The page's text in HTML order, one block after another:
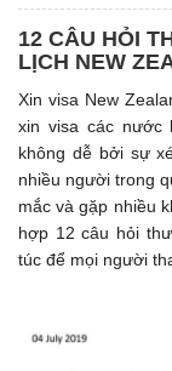
12 CÂU HỎI
LỊCH NEW
Xin visa New
xin visa các nước
không dễ bởi sự
nhiều người trong
mắc và gặp nhiều
hợp 12 câu hỏi
túc để mọi người